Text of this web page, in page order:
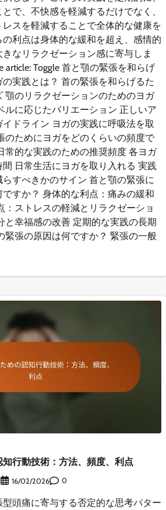
で、不快感を軽減するだけでなく、
スを軽減することで全体的な健康を
利点は身体的な緩和を超え、感情的
なリラクゼーション感に寄与しま
article: Toggle 首と顎の緊張を和らげ
実践とは？ 首の緊張を和らげるた
顎のリラクゼーションのためのヨガ
ルに応じたバリエーション 正しいア
ドライン ヨガの実践に呼吸法を取
のためにヨガをどのくらいの頻度で
常的な実践のための推奨頻度 各ヨガ
日常生活にヨガを取り入れる 実践
すべきかのサイン 首と顎の緊張に
すか？ 身体的な利点：痛みの緩和
：ストレスの軽減とリラクゼーショ
と幸福感の改善 定期的な実践の長期
緊張の原因は何ですか？ 緊張の一般
行動技術：方法、頻度、利点
16/02/2026 0
頭痛に寄与する否定的な思考パター